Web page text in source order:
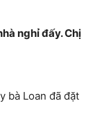
nghỉ đấy. Chị
bà Loan đã đặt